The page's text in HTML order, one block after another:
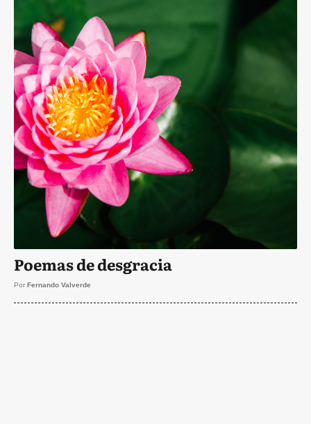
Poemas de desgracia
Por Fernando Valverde